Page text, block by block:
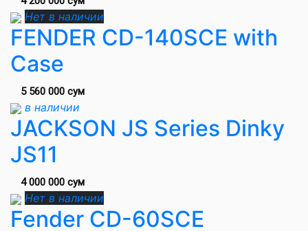
Нет в наличии
FENDER CD-140SCE with
Case
5 560 000 сум
в наличии
JACKSON JS Series Dinky
JS11
4 000 000 сум
Нет в наличии
Fender CD-60SCE